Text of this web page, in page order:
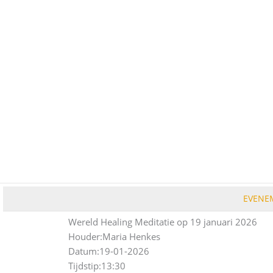
Wereld Healing Meditatie op 19 januari 2026
Houder:Maria Henkes
Datum:19-01-2026
Tijdstip:13:30